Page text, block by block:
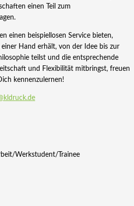
einen Teil zum
einen beispiellosen Service bieten,
Hand erhält, von der Idee bis zur
teilst und die entsprechende
und Flexibilität mitbringst, freuen
kennenzulernen!
Werkstudent/Trainee